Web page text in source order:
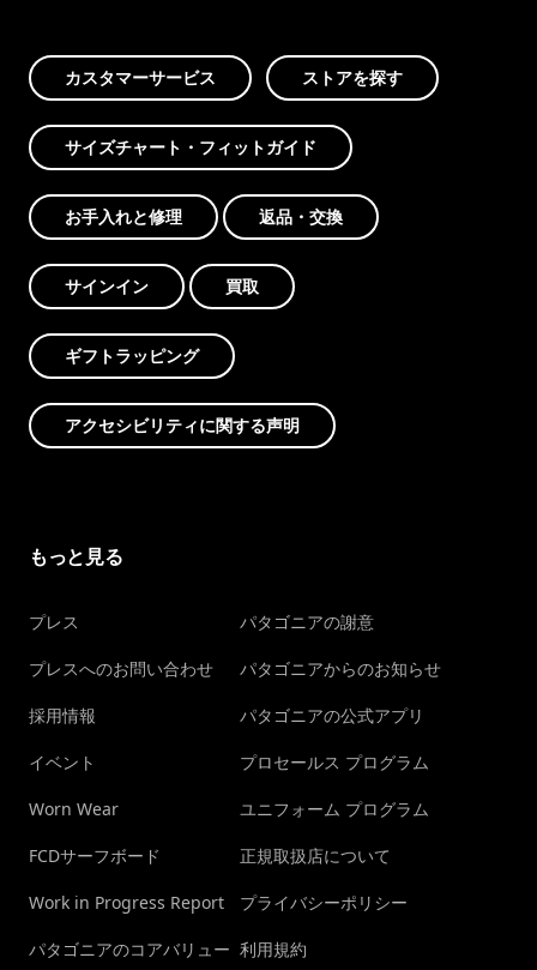
カスタマーサービス ストアを探す
サイズチャート・フィットガイド
お手入れと修理 返品・交換
サインイン 買取
ギフトラッピング
アクセシビリティに関する声明
もっと見る
プレス
プレスへのお問い合わせ
採用情報
イベント
Worn Wear
FCDサーフボード
Work in Progress Report
パタゴニアのコアバリュー
パタゴニアの謝意
パタゴニアからのお知らせ
パタゴニアの公式アプリ
プロセールス プログラム
ユニフォーム プログラム
正規取扱店について
プライバシーポリシー
利用規約